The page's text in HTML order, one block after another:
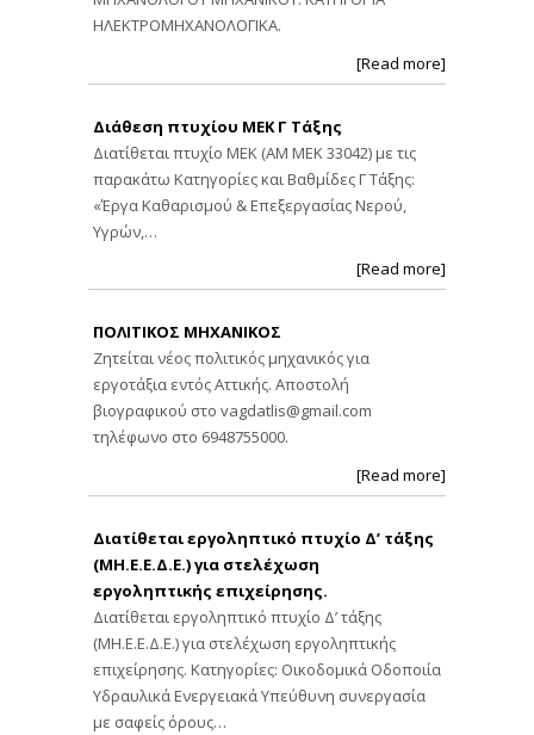
ΗΛΕΚΤΡΟΜΗΧΑΝΟΛΟΓΙΚΑ.
[Read more]
Διάθεση πτυχίου ΜΕΚ Γ Τάξης
Διατίθεται πτυχίο ΜΕΚ (ΑΜ ΜΕΚ 33042) με τις
παρακάτω Κατηγορίες και Βαθμίδες Γ Τάξης:
«Έργα Καθαρισμού & Επεξεργασίας Νερού,
Υγρών,…
[Read more]
ΠΟΛΙΤΙΚΟΣ ΜΗΧΑΝΙΚΟΣ
Ζητείται νέος πολιτικός μηχανικός για
εργοτάξια εντός Αττικής. Αποστολή
βιογραφικού στο vagdatlis@gmail.com
τηλέφωνο στο 6948755000.
[Read more]
Διατίθεται εργοληπτικό πτυχίο Δ’ τάξης
(ΜΗ.Ε.Ε.Δ.Ε.) για στελέχωση
εργοληπτικής επιχείρησης.
Διατίθεται εργοληπτικό πτυχίο Δ’ τάξης
(ΜΗ.Ε.Ε.Δ.Ε.) για στελέχωση εργοληπτικής
επιχείρησης. Κατηγορίες: Οικοδομικά Οδοποιία
Υδραυλικά Ενεργειακά Υπεύθυνη συνεργασία
με σαφείς όρους…